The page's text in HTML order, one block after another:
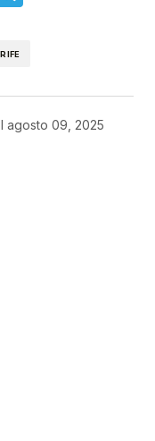
agosto 09, 2025